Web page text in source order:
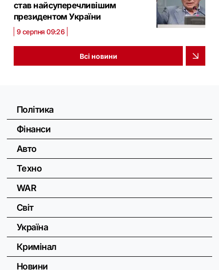
став найсуперечливішим
президентом України
9 серпня 09:26
Всі новини
Політика
Фінанси
Авто
Техно
WAR
Світ
Україна
Кримінал
Новини